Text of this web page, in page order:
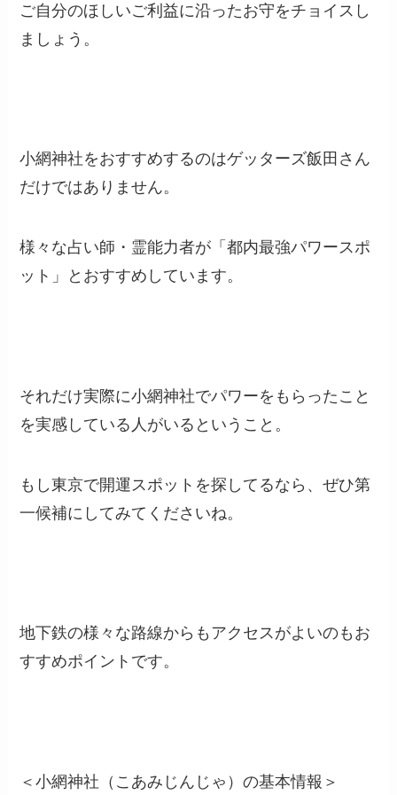
ご自分のほしいご利益に沿ったお守をチョイスし
ましょう。
小網神社をおすすめするのはゲッターズ飯田さん
だけではありません。
様々な占い師・霊能力者が「都内最強パワースポ
ット」とおすすめしています。
それだけ実際に小網神社でパワーをもらったこと
を実感している人がいるということ。
もし東京で開運スポットを探してるなら、ぜひ第
一候補にしてみてくださいね。
地下鉄の様々な路線からもアクセスがよいのもお
すすめポイントです。
＜小網神社（こあみじんじゃ）の基本情報＞